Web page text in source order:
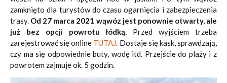
zamknięto dla turystów do czasu ogarnięcia i zabezpieczenia
trasy. Od 27 marca 2021 wąwóz jest ponownie otwarty, ale
już bez opcji powrotu łódką. Przed wyjściem trzeba
zarejestrować się online TUTAJ. Dostaje się kask, sprawdzają,
czy ma się odpowiednie buty, wodę itd. Przejście do plaży i z
powrotem zajmuje ok. 5 godzin.